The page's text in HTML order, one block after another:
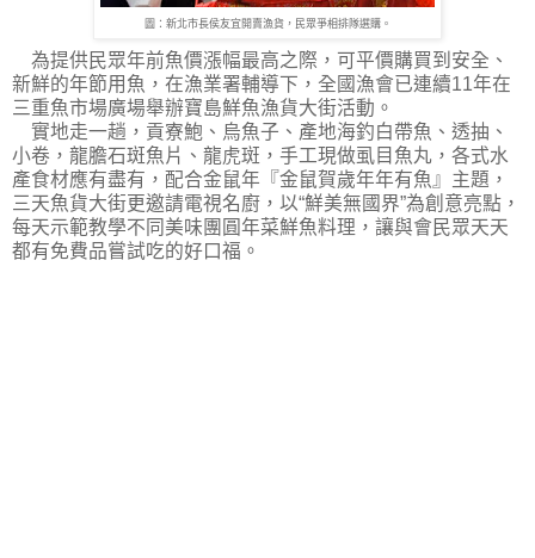
圖：新北市長侯友宜開賣漁貨，民眾爭相排隊選購。
為提供民眾年前魚價漲幅最高之際，可平價購買到安全、
新鮮的年節用魚，在漁業署輔導下，全國漁會已連續11年在
三重魚市場廣場舉辦寶島鮮魚漁貨大街活動。
實地走一趟，貢寮鮑、烏魚子、產地海釣白帶魚、透抽、
小卷，龍膽石斑魚片、龍虎斑，手工現做虱目魚丸，各式水
產食材應有盡有，配合金鼠年『金鼠賀歲年年有魚』主題，
三天魚貨大街更邀請電視名廚，以“鮮美無國界”為創意亮點，
每天示範教學不同美味團圓年菜鮮魚料理，讓與會民眾天天
都有免費品嘗試吃的好口福。